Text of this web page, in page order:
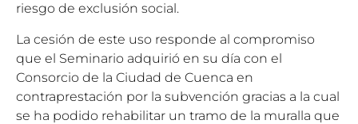
riesgo de exclusión social.
La cesión de este uso responde al compromiso
que el Seminario adquirió en su día con el
Consorcio de la Ciudad de Cuenca en
contraprestación por la subvención gracias a la cual
se ha podido rehabilitar un tramo de la muralla que